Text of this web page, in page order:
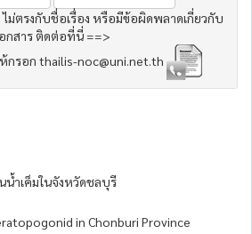
ไม่ตรงกับชื่อเรื่อง หรือมีข้อผิดพลาดเกี่ยวกับ
กสาร ติดต่อที่นี่ ==>
กรอก thailis-noc@uni.net.th
น้ำเค็มในจังหวัดชลบุรี
in Chonburi Province